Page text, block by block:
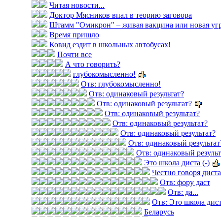
Читая новости...
Доктор Мясников впал в теорию заговора
Штамм "Омикрон" – живая вакцина или новая
Время пришло
Ковид ездит в школьных автобусах!
Почти все
А что говорить?
глубокомысленно!
Отв: глубокомысленно!
Отв: одинаковый результат?
Отв: одинаковый результат?
Отв: одинаковый результат?
Отв: одинаковый результат?
Отв: одинаковый результат?
Отв: одинаковый
Отв: одинаковый
Это школа диста (-)
Честно говоря
Отв: фору даст
Отв: да...
Отв: Это школа
Беларусь